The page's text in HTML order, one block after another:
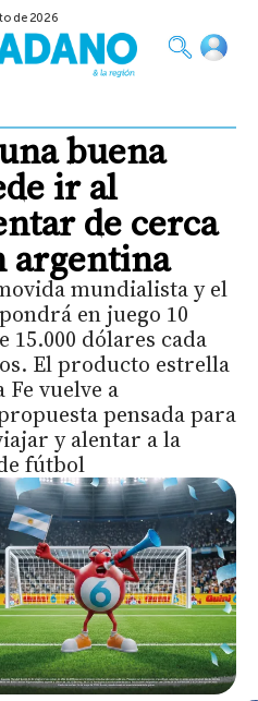
de 2026
buena
ir al
de cerca
argentina
mundialista y el
en juego 10
15.000 dólares cada
El producto estrella
Fe vuelve a
pensada para
y alentar a la
fútbol